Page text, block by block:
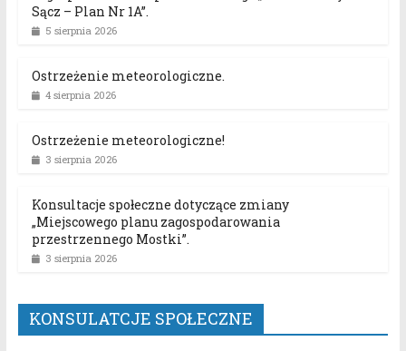
Sącz – Plan Nr 1A”.
5 sierpnia 2026
Ostrzeżenie meteorologiczne.
4 sierpnia 2026
Ostrzeżenie meteorologiczne!
3 sierpnia 2026
Konsultacje społeczne dotyczące zmiany
„Miejscowego planu zagospodarowania
przestrzennego Mostki”.
3 sierpnia 2026
KONSULATCJE SPOŁECZNE